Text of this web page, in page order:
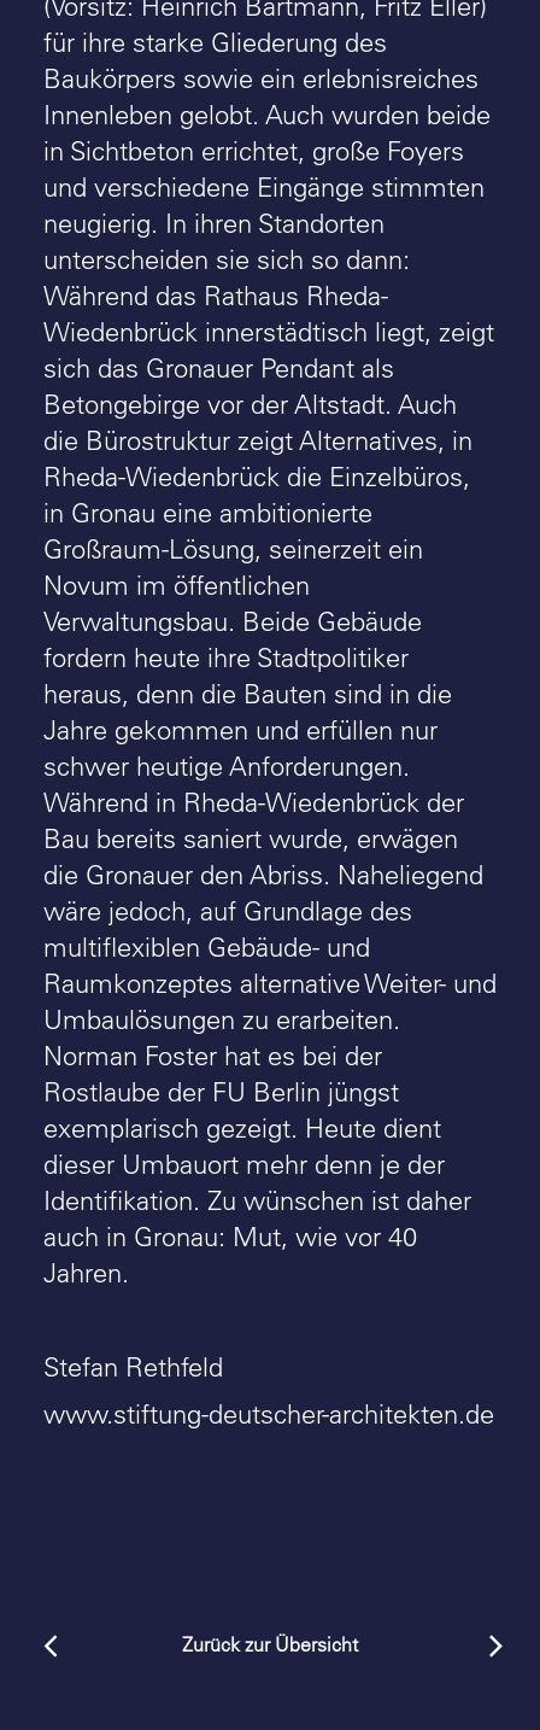
für ihre starke Gliederung des
Baukörpers sowie ein erlebnisreiches
Innenleben gelobt. Auch wurden beide
in Sichtbeton errichtet, große Foyers
und verschiedene Eingänge stimmten
neugierig. In ihren Standorten
unterscheiden sie sich so dann:
Während das Rathaus Rheda-
Wiedenbrück innerstädtisch liegt, zeigt
sich das Gronauer Pendant als
Betongebirge vor der Altstadt. Auch
die Bürostruktur zeigt Alternatives, in
Rheda-Wiedenbrück die Einzelbüros,
in Gronau eine ambitionierte
Großraum-Lösung, seinerzeit ein
Novum im öffentlichen
Verwaltungsbau. Beide Gebäude
fordern heute ihre Stadtpolitiker
heraus, denn die Bauten sind in die
Jahre gekommen und erfüllen nur
schwer heutige Anforderungen.
Während in Rheda-Wiedenbrück der
Bau bereits saniert wurde, erwägen
die Gronauer den Abriss. Naheliegend
wäre jedoch, auf Grundlage des
multiflexiblen Gebäude- und
Raumkonzeptes alternative Weiter- und
Umbaulösungen zu erarbeiten.
Norman Foster hat es bei der
Rostlaube der FU Berlin jüngst
exemplarisch gezeigt. Heute dient
dieser Umbauort mehr denn je der
Identifikation. Zu wünschen ist daher
auch in Gronau: Mut, wie vor 40
Jahren.
Stefan Rethfeld
www.stiftung-deutscher-architekten.de
Zurück zur Übersicht